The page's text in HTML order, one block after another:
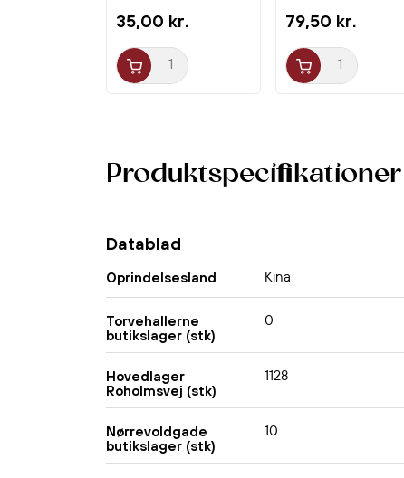
Produktspecifikationer
Datablad
Oprindelsesland Kina
Torvehallerne
butikslager (stk)
0
Hovedlager
Roholmsvej (stk)
1128
Nørrevoldgade
butikslager (stk)
10
35,00 kr. 79,50 kr.